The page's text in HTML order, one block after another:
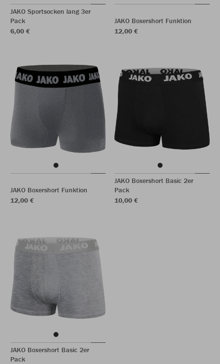
JAKO Sportsocken lang 3er
Pack
6,00 €
JAKO Boxershort Funktion
12,00 €
JAKO Boxershort Funktion
12,00 €
JAKO Boxershort Basic 2er
Pack
10,00 €
JAKO Boxershort Basic 2er
Pack